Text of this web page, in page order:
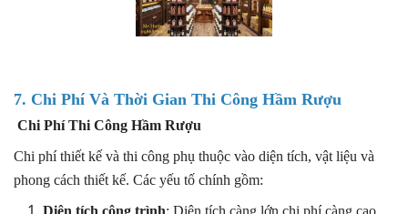
7. Chi Phí Và Thời Gian Thi Công Hầm Rượu
Chi Phí Thi Công Hầm Rượu
Chi phí thiết kế và thi công phụ thuộc vào diện tích, vật liệu và
phong cách thiết kế. Các yếu tố chính gồm:
Diện tích công trình: Diện tích càng lớn chi phí càng cao.